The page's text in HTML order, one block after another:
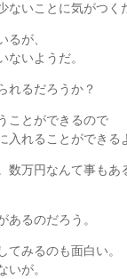
いことに気がつく
るが、
いようだ。
れるだろうか？
ことができるので
れることができる
万円なんて事もあ
るのだろう。
てみるのも面白い。
いが。